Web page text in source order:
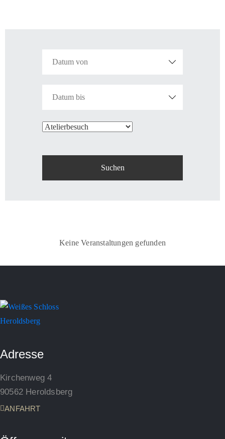
Keine Veranstaltungen gefunden
Adresse
Kirchenweg 4
90562 Heroldsberg
ANFAHRT